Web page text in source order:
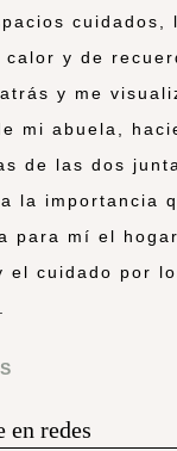
cuidados,
calor y de
y me
mi abuela,
de las dos
la importancia
para mí el
el cuidado por
en redes